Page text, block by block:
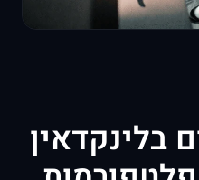
בלינקדאין